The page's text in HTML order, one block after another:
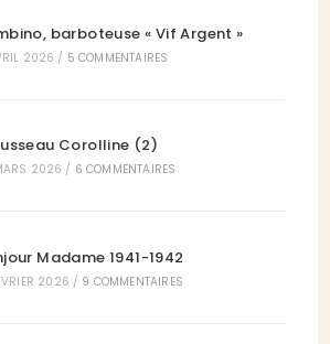
barboteuse « Vif Argent »
2026 / 5 COMMENTAIRES
Corolline (2)
2026 / 6 COMMENTAIRES
Madame 1941-1942
2026 / 9 COMMENTAIRES